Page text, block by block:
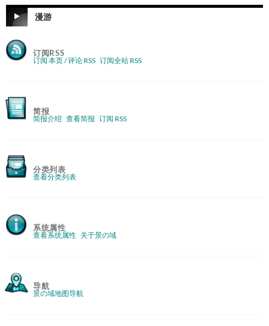
漫游
订阅RSS
订阅 本页 / 评论 RSS 订阅全站 RSS
简报
简报介绍 查看简报 订阅 RSS
分类列表
查看分类列表
系统属性
查看系统属性 关于景の域
导航
景の域地图导航